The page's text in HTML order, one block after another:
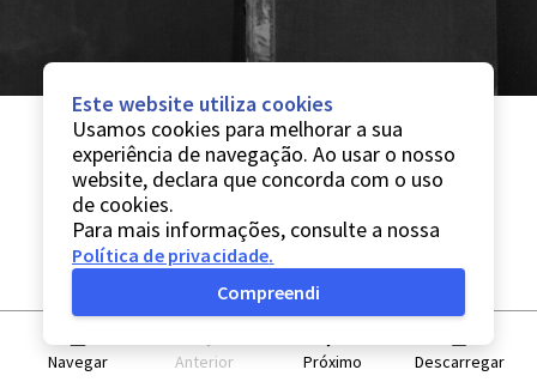
Navegar Anterior Próximo Descarregar
Este website utiliza cookies
Usamos cookies para melhorar a sua
experiência de navegação. Ao usar o nosso
website, declara que concorda com o uso
de cookies.
Para mais informações, consulte a nossa
Política de privacidade.
Compreendi